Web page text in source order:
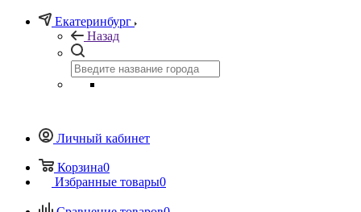
Екатеринбург
Назад
Личный кабинет
Корзина0
Избранные товары0